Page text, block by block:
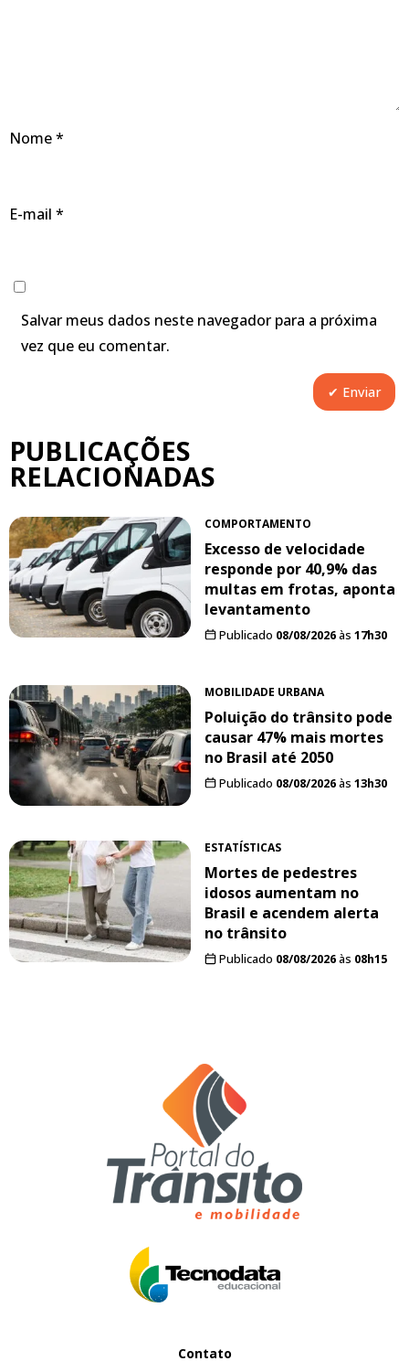
Nome*
E-mail *
Salvar meus dados neste navegador para a próxima
vez que eu comentar.
PUBLICAÇÕES
RELACIONADAS
COMPORTAMENTO
Excesso de velocidade
responde por 40,9% das
multas em frotas, aponta
levantamento
Publicado 08/08/2026às 17h30
MOBILIDADE URBANA
Poluição do trânsito pode
causar 47% mais mortes
no Brasil até 2050
Publicado 08/08/2026às 13h30
ESTATÍSTICAS
Mortes de pedestres
idosos aumentam no
Brasil e acendem alerta
no trânsito
Publicado 08/08/2026às 08h15
Contato